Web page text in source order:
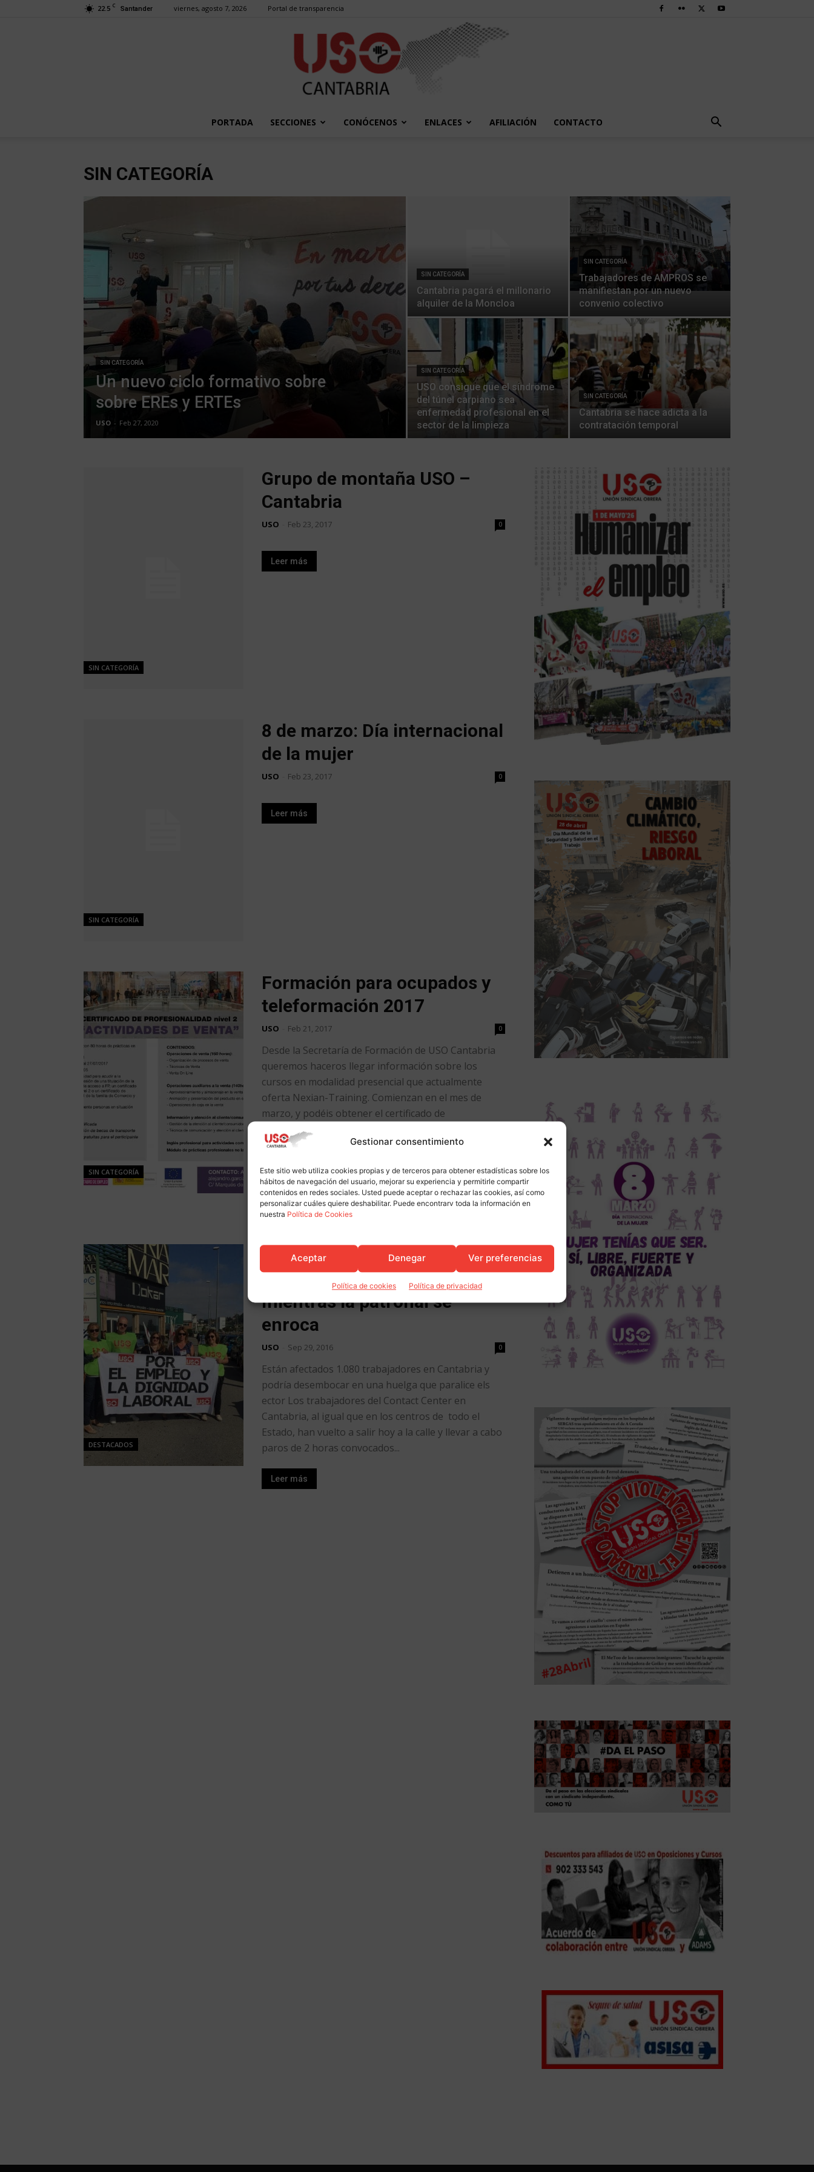
Gestionar consentimiento
Este sitio web utiliza cookies propias y de terceros para obtener estadísticas sobre los
hábitos de navegación del usuario, mejorar su experiencia y permitirle compartir
contenidos en redes sociales. Usted puede aceptar o rechazar las cookies, así como
personalizar cuáles quiere deshabilitar. Puede encontrarv toda la información en
nuestra Política de Cookies
Aceptar Denegar Ver preferencias
Política de cookies Política de privacidad
22.5 C Santander viernes, agosto 7, 2026 Portal de transparencia
PORTADA SECCIONES CONÓCENOS ENLACES AFILIACIÓN CONTACTO
SIN CATEGORÍA
SIN CATEGORÍA
Un nuevo ciclo formativo sobre
sobre EREs y ERTEs
USO - Feb 27, 2020
SIN CATEGORÍA
Cantabria pagará el millonario
alquiler de la Moncloa
SIN CATEGORÍA
Trabajadores de AMPROS se
manifiestan por un nuevo
convenio colectivo
SIN CATEGORÍA
USO consigue que el síndrome
del túnel carpiano sea
enfermedad profesional en el
sector de la limpieza
SIN CATEGORÍA
Cantabria se hace adicta a la
contratación temporal
SIN CATEGORÍA
Grupo de montaña USO –
Cantabria
USO Feb 23, 2017 0
Leer más
SIN CATEGORÍA
8 de marzo: Día internacional
de la mujer
USO Feb 23, 2017 0
Leer más
SIN CATEGORÍA
Formación para ocupados y
teleformación 2017
USO Feb 21, 2017 0
Desde la Secretaría de Formación de USO Cantabria
queremos haceros llegar información sobre los
cursos en modalidad presencial que actualmente
oferta Nexian-Training. Comienzan en el mes de
marzo, y podéis obtener el certificado de
profesionalidad de actividades de venta y actividades
auxiliares de comercio. Son totalmente gratuitos, con
Leer más
DESTACADOS
Los trabajadores del Contact
Center vuelven a los paros
mientras la patronal se
enroca
USO Sep 29, 2016 0
Están afectados 1.080 trabajadores en Cantabria y
podría desembocar en una huelga que paralice els
ector Los trabajadores del Contact Center en
Cantabria, al igual que en los centros de todo el
Estado, han vuelto a salir hoy a la calle y llevar a cabo
paros de 2 horas convocados...
Leer más